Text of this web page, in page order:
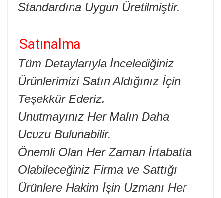
Standardına Uygun Üretilmiştir.
Satınalma
Tüm Detaylarıyla İncelediğiniz
Ürünlerimizi Satın Aldığınız İçin
Teşekkür Ederiz.
Unutmayınız Her Malın Daha
Ucuzu Bulunabilir.
Önemli Olan Her Zaman İrtabatta
Olabileceğiniz Firma ve Sattığı
Ürünlere Hakim İşin Uzmanı Her